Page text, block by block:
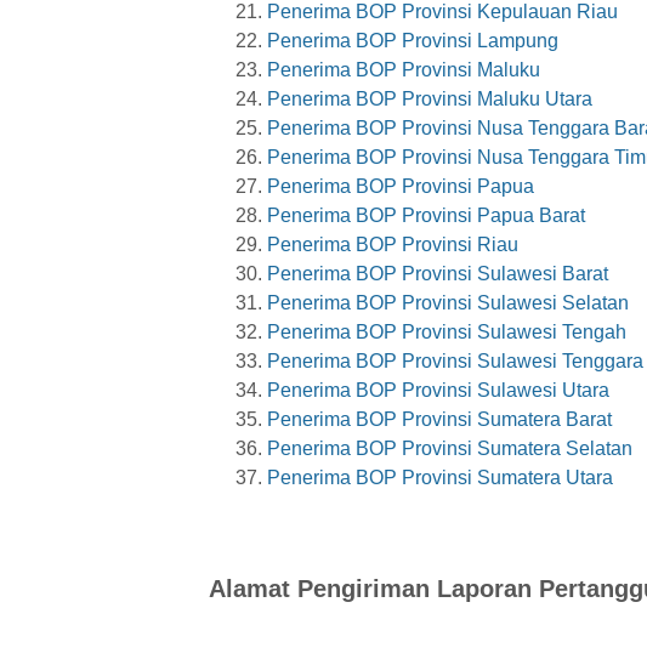
Penerima BOP Provinsi Kepulauan Riau
Penerima BOP Provinsi Lampung
Penerima BOP Provinsi Maluku
Penerima BOP Provinsi Maluku Utara
Penerima BOP Provinsi Nusa Tenggara
Penerima BOP Provinsi Nusa Tenggara
Penerima BOP Provinsi Papua
Penerima BOP Provinsi Papua Barat
Penerima BOP Provinsi Riau
Penerima BOP Provinsi Sulawesi Barat
Penerima BOP Provinsi Sulawesi Selatan
Penerima BOP Provinsi Sulawesi Tengah
Penerima BOP Provinsi Sulawesi Tenggara
Penerima BOP Provinsi Sulawesi Utara
Penerima BOP Provinsi Sumatera Barat
Penerima BOP Provinsi Sumatera Selatan
Penerima BOP Provinsi Sumatera Utara
Alamat Pengiriman Laporan